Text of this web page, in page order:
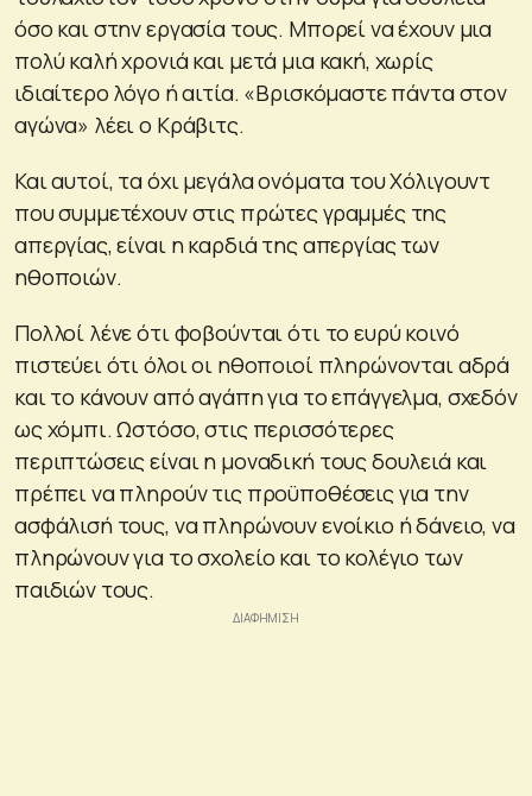
όσο και στην εργασία τους. Μπορεί να έχουν μια
πολύ καλή χρονιά και μετά μια κακή, χωρίς
ιδιαίτερο λόγο ή αιτία. «Βρισκόμαστε πάντα στον
αγώνα» λέει ο Κράβιτς.
Και αυτοί, τα όχι μεγάλα ονόματα του Χόλιγουντ
που συμμετέχουν στις πρώτες γραμμές της
απεργίας, είναι η καρδιά της απεργίας των
ηθοποιών.
Πολλοί λένε ότι φοβούνται ότι το ευρύ κοινό
πιστεύει ότι όλοι οι ηθοποιοί πληρώνονται αδρά
και το κάνουν από αγάπη για το επάγγελμα, σχεδόν
ως χόμπι. Ωστόσο, στις περισσότερες
περιπτώσεις είναι η μοναδική τους δουλειά και
πρέπει να πληρούν τις προϋποθέσεις για την
ασφάλισή τους, να πληρώνουν ενοίκιο ή δάνειο, να
πληρώνουν για το σχολείο και το κολέγιο των
παιδιών τους.